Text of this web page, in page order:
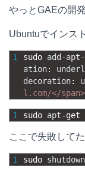
e
n
a
やっとGAEの開
Ubuntuでインス
1 sudo add -apt-
ation:
decoration:
l.com/</
1 sudo apt-get
ここで失敗して
1 sudo shutdown